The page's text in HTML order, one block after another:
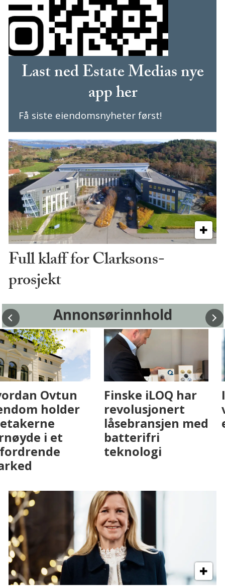
Last ned Estate Medias nye
app her
Få siste eiendomsnyheter først!
Full klaff for Clarksons-
prosjekt
Annonsørinnhold
Fenistra endrer
eiendomsbransjen
med AI. Slik ser vi
på fremtiden
Hvordan Ovtun
Eiendom holder
leietakerne
fornøyde i et
utfordrende